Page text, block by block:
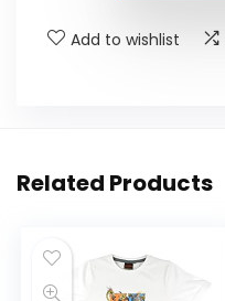
Add to wishlist
Related Products